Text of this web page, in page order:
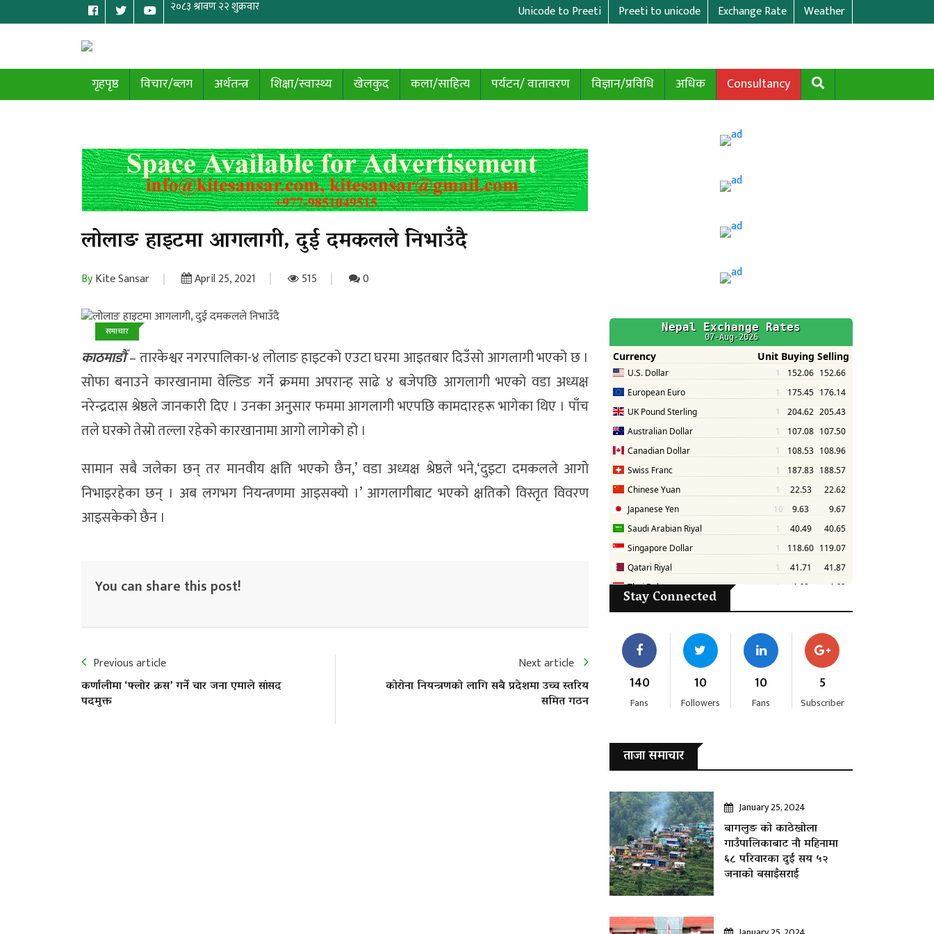
Unicode to Preeti Preeti to unicode Exchange Rate Weather
गृहपृष्ठ विचार/ब्लग अर्थतन्त्र शिक्षा/स्वास्थ्य खेलकुद कला/साहित्य पर्यटन/ वातावरण विज्ञान/प्रविधि अधिक Consultancy
लोलाङ हाइटमा आगलागी, दुई दमकलले निभाउँदै
ByKite Sansar April 25, 2021 515 0
समाचार
काठमाडाैँ– तारकेश्वर नगरपालिका-४ लोलाङ हाइटको एउटा घरमा आइतबार दिउँसो आगलागी भएको छ ।
सोफा बनाउने कारखानामा वेल्डिङ गर्ने क्रममा अपरान्ह साढे ४ बजेपछि आगलागी भएको वडा अध्यक्ष
नरेन्द्रदास श्रेष्ठले जानकारी दिए । उनका अनुसार फममा आगलागी भएपछि कामदारहरू भागेका थिए । पाँच
तले घरको तेस्रो तल्ला रहेको कारखानामा आगो लागेको हो ।
सामान सबै जलेका छन् तर मानवीय क्षति भएको छैन,’ वडा अध्यक्ष श्रेष्ठले भने,‘दुइटा दमकलले आगो
निभाइरहेका छन् । अब लगभग नियन्त्रणमा आइसक्यो ।’ आगलागीबाट भएको क्षतिको विस्तृत विवरण
आइसकेको छैन ।
You can share this post!
Previous article
कर्णालीमा ‘फ्लोर क्रस’ गर्ने चार जना एमाले सांसद
पदमुक्त
Next article
काेराेना नियन्त्रणकाे लागि सबै प्रदेशमा उच्च स्तरिय
समित गठन
Stay Connected
140
Fans
10
Followers
10
Fans
5
Subscriber
ताजा समाचार
January 25, 2024
बागलुङ काे काठेखोला
गाउँपालिकाबाट नौ महिनामा
६८ परिवारका दुई सय ५२
जनाकाे बसाइँसराई